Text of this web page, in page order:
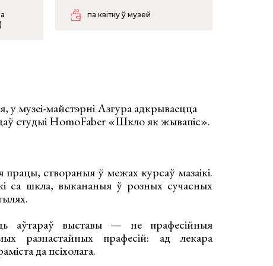
па квітку ў музей
у музеі-майстэрні Азгура адкрываецца
студыі HomoFaber «Шкло як жывапіс».
створаныя ў межах курсаў мазаікі.
са шкла, выкананыя ў розных сучасных
аўтараў выставы — не прафесійныя
разнастайных прафесій: ад лекара
да псіхолага.